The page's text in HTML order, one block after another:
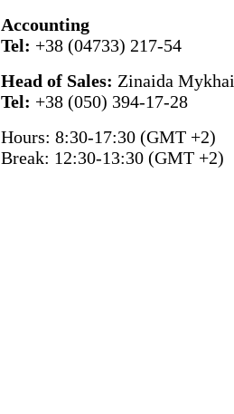
Accounting
Tel: +38 (04733) 217-54
Head of Sales: Zinaida
Tel: +38 (050) 394-17-28
Hours: 8:30-17:30 (GMT +2)
Break: 12:30-13:30 (GMT +2)